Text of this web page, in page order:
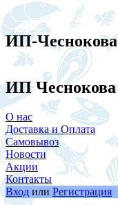
ИП-Чеснокова
ИП Чеснокова
О нас
Доставка и Оплата
Самовывоз
Новости
Акции
Контакты
Вход или Регистрация